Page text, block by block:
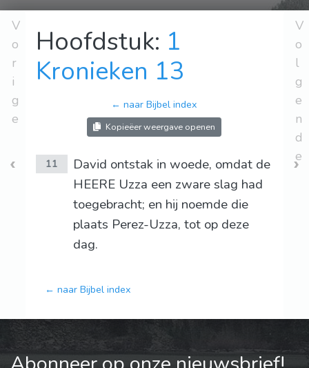
V
o
r
i
g
e
Hoofdstuk: 1
Kronieken 13
← naar Bijbel index
Kopieëer weergave openen
11
David ontstak in woede, omdat de
HEERE Uzza een zware slag had
toegebracht; en hij noemde die
plaats Perez-Uzza, tot op deze
dag.
← naar Bijbel index
V
o
l
g
e
n
d
e